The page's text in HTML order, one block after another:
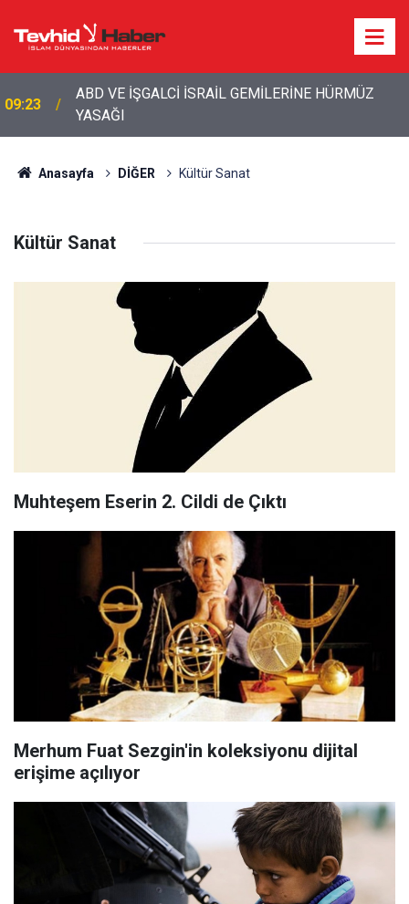
09:23
ABD VE İŞGALCİ İSRAİL GEMİLERİNE HÜRMÜZ
YASAĞI
Anasayfa DİĞER Kültür Sanat
Kültür Sanat
Muhteşem Eserin 2. Cildi de Çıktı
Merhum Fuat Sezgin'in koleksiyonu dijital
erişime açılıyor